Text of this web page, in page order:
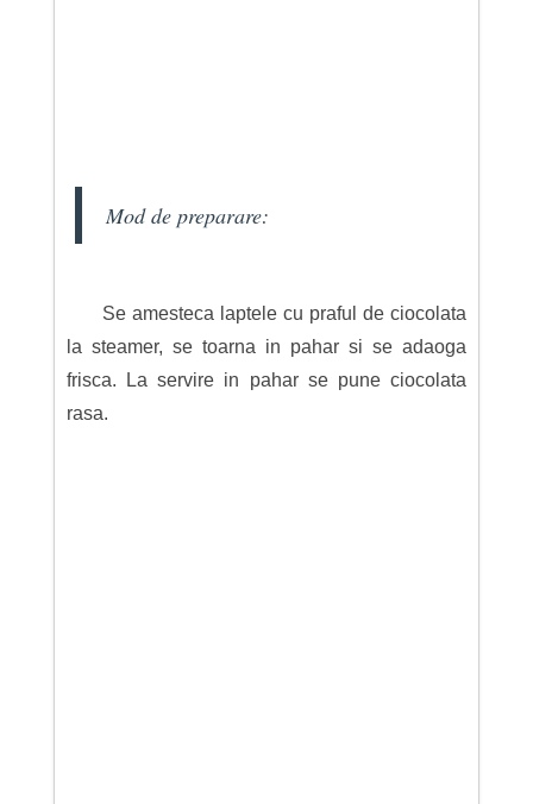
Mod de preparare:
Se amesteca laptele cu praful de ciocolata
la steamer, se toarna in pahar si se adaoga
frisca. La servire in pahar se pune ciocolata
rasa.